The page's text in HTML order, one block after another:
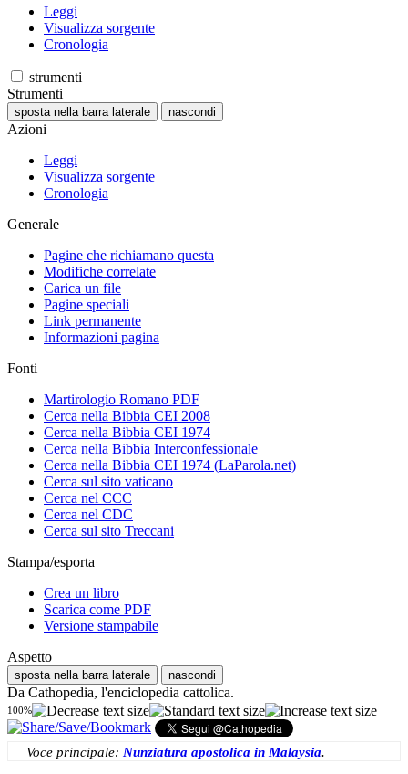
Leggi
Visualizza sorgente
Cronologia
strumenti
Strumenti
sposta nella barra laterale nascondi
Azioni
Leggi
Visualizza sorgente
Cronologia
Generale
Pagine che richiamano questa
Modifiche correlate
Carica un file
Pagine speciali
Link permanente
Informazioni pagina
Fonti
Martirologio Romano PDF
Cerca nella Bibbia CEI 2008
Cerca nella Bibbia CEI 1974
Cerca nella Bibbia Interconfessionale
Cerca nella Bibbia CEI 1974 (LaParola.net)
Cerca sul sito vaticano
Cerca nel CCC
Cerca nel CDC
Cerca sul sito Treccani
Stampa/esporta
Crea un libro
Scarica come PDF
Versione stampabile
Aspetto
sposta nella barra laterale nascondi
Da Cathopedia, l'enciclopedia cattolica.
100%
Voce principale: Nunziatura apostolica in Malaysia.